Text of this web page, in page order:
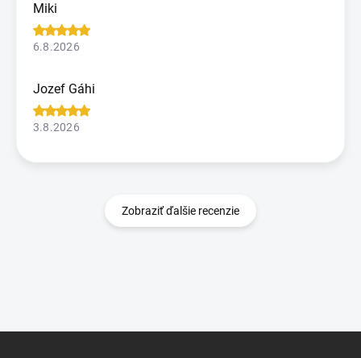
Miki
6.8.2026
Jozef Gáhi
3.8.2026
Zobraziť ďalšie recenzie